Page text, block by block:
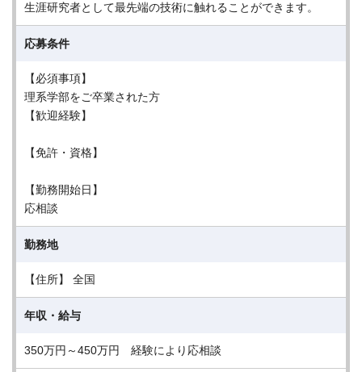
生涯研究者として最先端の技術に触れることができます。
応募条件
【必須事項】
理系学部をご卒業された方
【歓迎経験】
【免許・資格】
【勤務開始日】
応相談
勤務地
【住所】 全国
年収・給与
350万円～450万円 経験により応相談